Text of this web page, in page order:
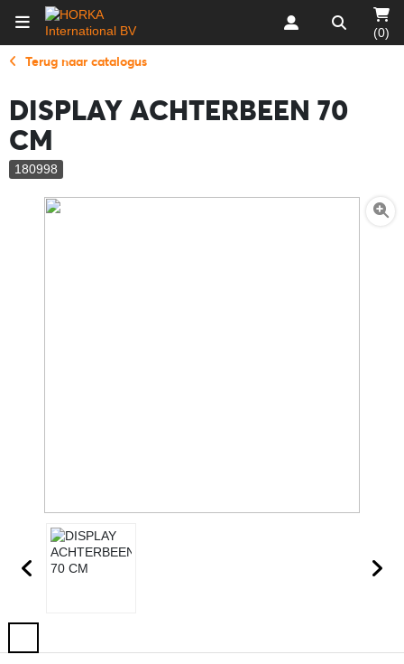
(0)
Terug naar catalogus
DISPLAY ACHTERBEEN 70
CM
180998